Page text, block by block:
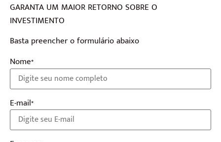
GARANTA UM MAIOR RETORNO SOBRE O
INVESTIMENTO
Basta preencher o formulário abaixo
Nome*
E-mail*